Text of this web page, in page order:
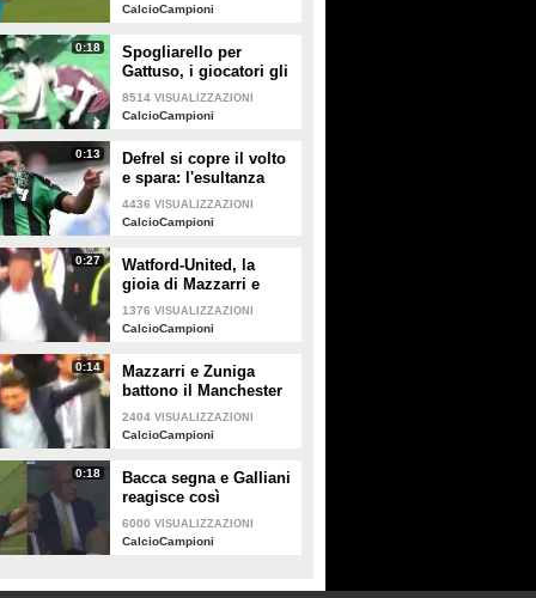
CalcioCampioni
0:18
Spogliarello per
Gattuso, i giocatori gli
strappano la camicia:
"Costava 150 euro"
8514 VISUALIZZAZIONI
CalcioCampioni
0:13
Defrel si copre il volto
e spara: l'esultanza
durante Sassuolo-
Genoa
4436 VISUALIZZAZIONI
CalcioCampioni
0:27
Watford-United, la
gioia di Mazzarri e
Zuniga dopo la vittoria
1376 VISUALIZZAZIONI
CalcioCampioni
0:14
Mazzarri e Zuniga
battono il Manchester
di Mourinho: la grande
esultanza
2404 VISUALIZZAZIONI
CalcioCampioni
0:18
Bacca segna e Galliani
reagisce così
6000 VISUALIZZAZIONI
CalcioCampioni